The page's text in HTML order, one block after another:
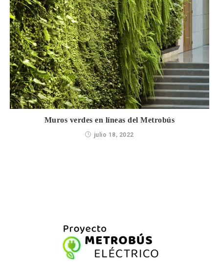
Muros verdes en líneas del Metrobús
julio 18, 2022